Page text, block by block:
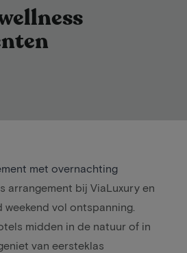
met overnachting
arrangement bij ViaLuxury en
vol ontspanning.
midden in de natuur of in
van eersteklas